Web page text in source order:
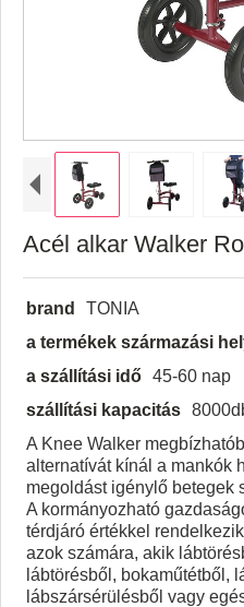
Acél alkar Walker
brand
TONIA
a termékek származási
a szállítási idő 45-60 nap
szállítási kapacitás
A Knee Walker
alternatívát kínál a mankók
megoldást igénylő betegek
A kormányozható
térdjáró értékkel
azok számára, akik
lábtörésből, bokaműtétből,
lábszársérülésből vagy